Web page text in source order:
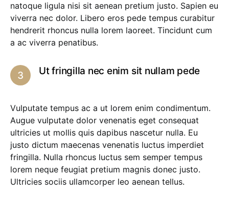
natoque ligula nisi sit aenean pretium justo. Sapien eu
viverra nec dolor. Libero eros pede tempus curabitur
hendrerit rhoncus nulla lorem laoreet. Tincidunt cum
a ac viverra penatibus.
Ut fringilla nec enim sit nullam pede
Vulputate tempus ac a ut lorem enim condimentum.
Augue vulputate dolor venenatis eget consequat
ultricies ut mollis quis dapibus nascetur nulla. Eu
justo dictum maecenas venenatis luctus imperdiet
fringilla. Nulla rhoncus luctus sem semper tempus
lorem neque feugiat pretium magnis donec justo.
Ultricies sociis ullamcorper leo aenean tellus.